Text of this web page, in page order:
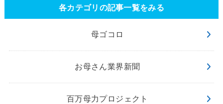
各カテゴリの記事一覧をみる
母ゴコロ
お母さん業界新聞
百万母力プロジェクト